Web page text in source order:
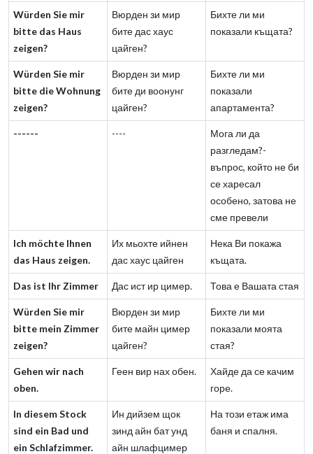
Würden Sie mir
bitte das Haus
zeigen?
Вюрден зи мир
бите дас хаус
цайген?
Бихте ли ми
показали къщата?
Würden Sie mir
bitte die Wohnung
zeigen?
Вюрден зи мир
бите ди воонунг
цайген?
Бихте ли ми
показали
апартамента?
------ ----
Мога ли да
разгледам?-
въпрос, който не би
се харесал
особено, затова не
сме превели
Ich möchte Ihnen
das Haus zeigen.
Их мьохте ийнен
дас хаус цайген
Нека Ви покажа
къщата.
Das ist Ihr Zimmer Дас ист ир цимер. Това е Вашата стая
Würden Sie mir
bitte mein Zimmer
zeigen?
Вюрден зи мир
бите майн цимер
цайген?
Бихте ли ми
показали моята
стая?
Gehen wir nach
oben.
Геен вир нах обен.
Хайде да се качим
горе.
In diesem Stock
sind ein Bad und
ein Schlafzimmer.
Ин дийзем щок
зинд айн бат унд
айн шлафцимер
На този етаж има
баня и спалня.